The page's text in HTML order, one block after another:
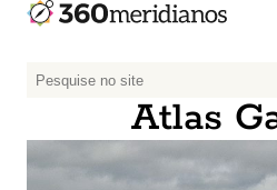
P
q
Atlas